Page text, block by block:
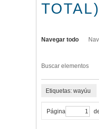
TOTAL)
Navegar todo
Buscar elementos
Etiquetas: wayúu
Página